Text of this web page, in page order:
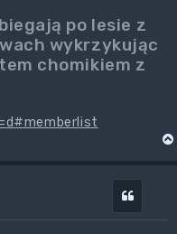
po lesie z
wykrzykując
chomikiem z